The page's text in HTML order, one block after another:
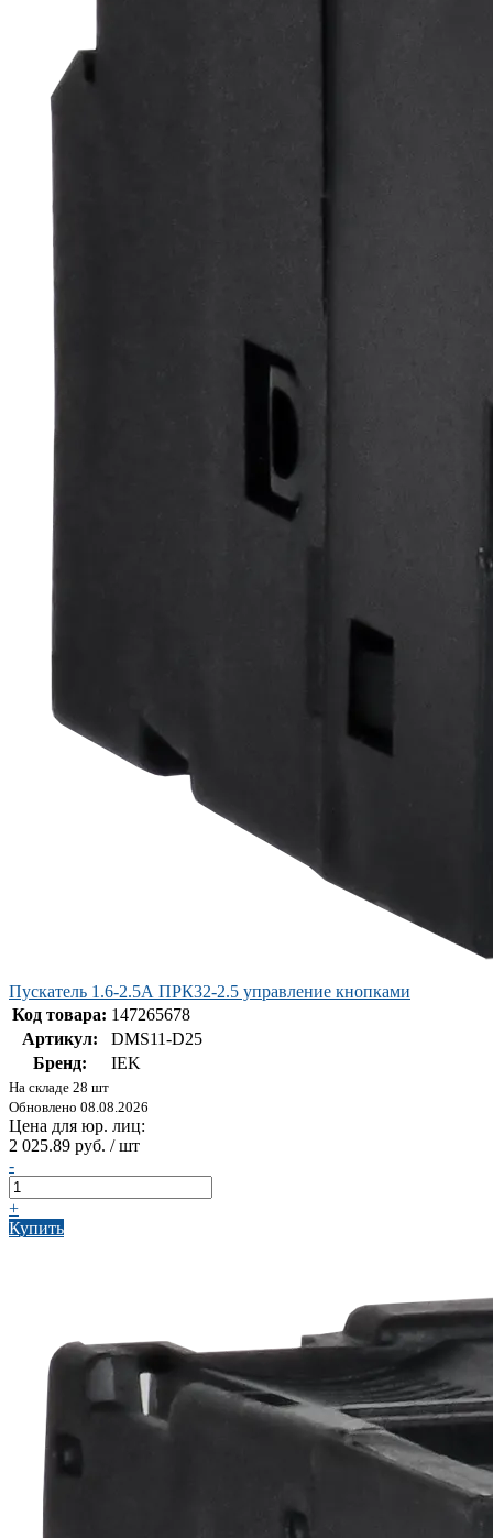
Пускатель 1.6-2.5А ПРК32-2.5 управление кнопками
Код товара: 147265678
Артикул:
DMS11-D25
Бренд:
IEK
На складе 28 шт
Обновлено 08.08.2026
Цена для юр. лиц:
2 025.89 руб. / шт
-
+
Купить